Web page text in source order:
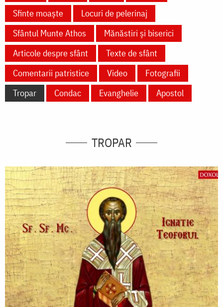
Sfinte moaște
Locuri de pelerinaj
Sfântul Munte Athos
Mănăstiri și biserici
Articole despre sfânt
Texte de sfânt
Comentarii patristice
Video
Fotografii
Tropar
Condac Evanghelie Apostol
TROPAR